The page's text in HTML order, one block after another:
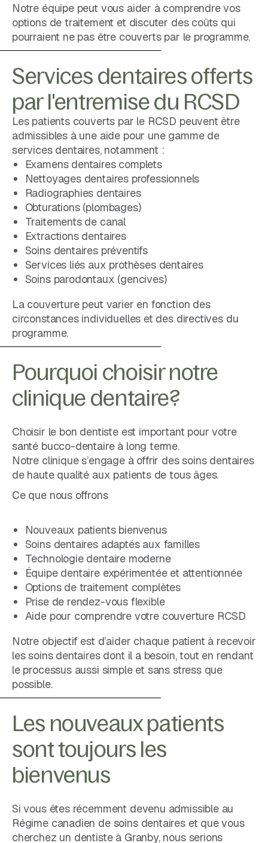
Notre équipe peut vous aider à comprendre vos
options de traitement et discuter des coûts qui
pourraient ne pas être couverts par le programme.
Services dentaires offerts
par l'entremise du RCSD
Les patients couverts par le RCSD peuvent être
admissibles à une aide pour une gamme de
services dentaires, notamment :
Examens dentaires complets
Nettoyages dentaires professionnels
Radiographies dentaires
Obturations (plombages)
Traitements de canal
Extractions dentaires
Soins dentaires préventifs
Services liés aux prothèses dentaires
Soins parodontaux (gencives)
La couverture peut varier en fonction des
circonstances individuelles et des directives du
programme.
Pourquoi choisir notre
clinique dentaire?
Choisir le bon dentiste est important pour votre
santé bucco-dentaire à long terme.
Notre clinique s’engage à offrir des soins dentaires
de haute qualité aux patients de tous âges.
Ce que nous offrons
Nouveaux patients bienvenus
Soins dentaires adaptés aux familles
Technologie dentaire moderne
Équipe dentaire expérimentée et attentionnée
Options de traitement complètes
Prise de rendez-vous flexible
Aide pour comprendre votre couverture RCSD
Notre objectif est d’aider chaque patient à recevoir
les soins dentaires dont il a besoin, tout en rendant
le processus aussi simple et sans stress que
possible.
Les nouveaux patients
sont toujours les
bienvenus
Si vous êtes récemment devenu admissible au
Régime canadien de soins dentaires et que vous
cherchez un dentiste à Granby, nous serions